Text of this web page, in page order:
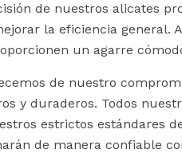
de nuestros alicates
la eficiencia general.
un agarre
de nuestro
y duraderos. Todos
estrictos estándares
de manera confiable